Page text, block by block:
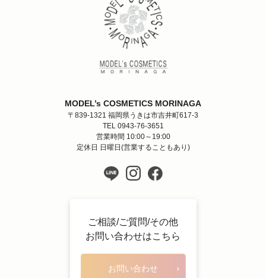
MODEL’s COSMETICS MORINAGA
〒839-1321 福岡県うきは市吉井町617-3
TEL 0943-76-3651
営業時間 10:00～19:00
定休日 日曜日(営業することもあり)
ご相談/ご質問/その他
お問い合わせはこちら
お問い合わせ